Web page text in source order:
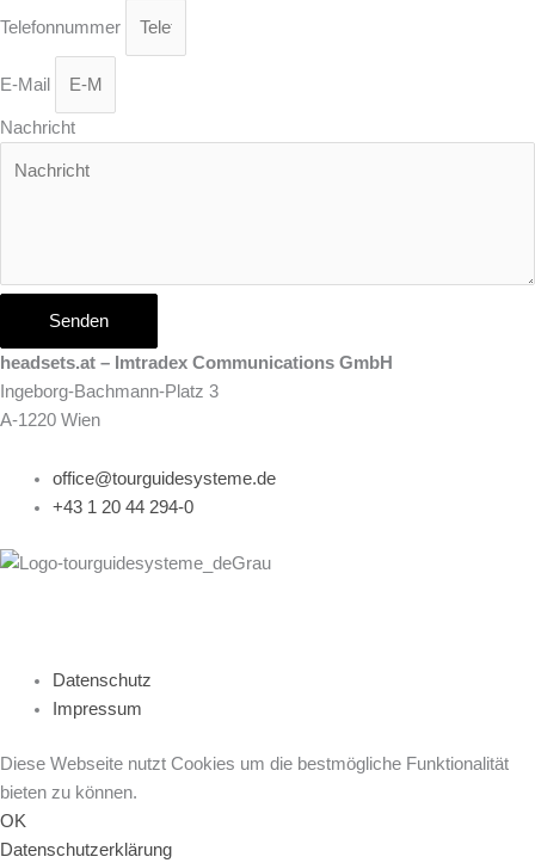
Telefonnummer
E-Mail
Nachricht
Senden
headsets.at – Imtradex Communications GmbH
Ingeborg-Bachmann-Platz 3
A-1220 Wien
office@tourguidesysteme.de
+43 1 20 44 294-0
Datenschutz
Impressum
Diese Webseite nutzt Cookies um die bestmögliche Funktionalität
bieten zu können.
OK
Datenschutzerklärung